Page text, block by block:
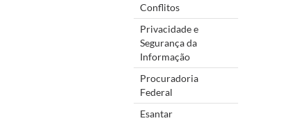
Conflitos
Privacidade e
Segurança da
Informação
Procuradoria
Federal
Esantar